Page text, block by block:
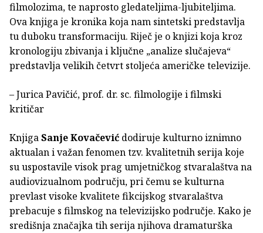
filmolozima, te naprosto gledateljima-ljubiteljima.
Ova knjiga je kronika koja nam sintetski predstavlja
tu duboku transformaciju. Riječ je o knjizi koja kroz
kronologiju zbivanja i ključne „analize slučajeva“
predstavlja velikih četvrt stoljeća američke televizije.
– Jurica Pavičić, prof. dr. sc. filmologije i filmski
kritičar
KnjigaSanje Kovačević dodiruje kulturno iznimno
aktualan i važan fenomen tzv. kvalitetnih serija koje
su uspostavile visok prag umjetničkog stvaralaštva na
audiovizualnom području, pri čemu se kulturna
prevlast visoke kvalitete fikcijskog stvaralaštva
prebacuje s filmskog na televizijsko područje. Kako je
središnja značajka tih serija njihova dramaturška